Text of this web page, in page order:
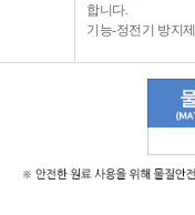
합니다.
기능-정전기 방지